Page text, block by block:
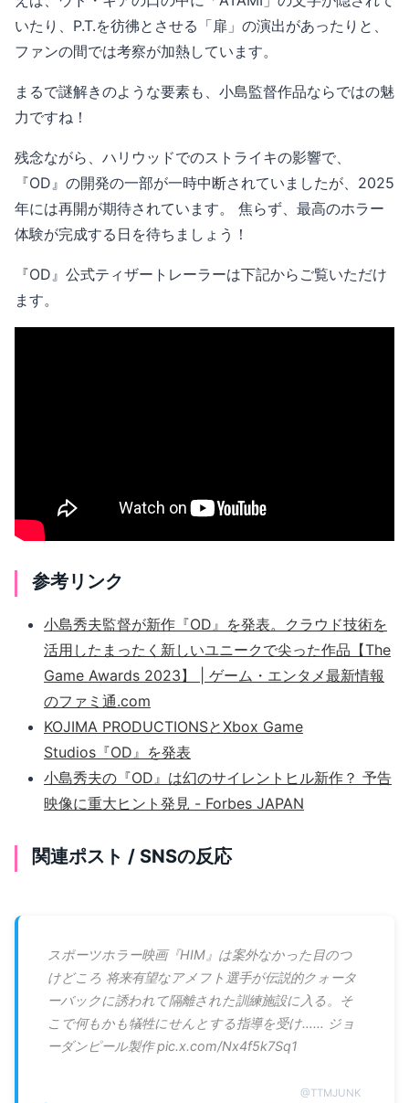
いたり、P.T.を彷彿とさせる「扉」の演出があったりと、
ファンの間では考察が加熱しています。
まるで謎解きのような要素も、小島監督作品ならではの魅
力ですね！
残念ながら、ハリウッドでのストライキの影響で、
『OD』の開発の一部が一時中断されていましたが、2025
年には再開が期待されています。 焦らず、最高のホラー
体験が完成する日を待ちましょう！
『OD』公式ティザートレーラーは下記からご覧いただけ
ます。
参考リンク
小島秀夫監督が新作『OD』を発表。クラウド技術を
活用したまったく新しいユニークで尖った作品【The
Game Awards 2023】 | ゲーム・エンタメ最新情報
のファミ通.com
KOJIMA PRODUCTIONSとXbox Game
Studios『OD』を発表
小島秀夫の『OD』は幻のサイレントヒル新作？ 予告
映像に重大ヒント発見 - Forbes JAPAN
関連ポスト / SNSの反応
スポーツホラー映画『HIM』は案外なかった目のつ
けどころ 将来有望なアメフト選手が伝説的クォータ
ーバックに誘われて隔離された訓練施設に入る。そ
こで何もかも犠牲にせんとする指導を受け…… ジョ
ーダンピール製作 pic.x.com/Nx4f5k7Sq1
@TTMJUNK